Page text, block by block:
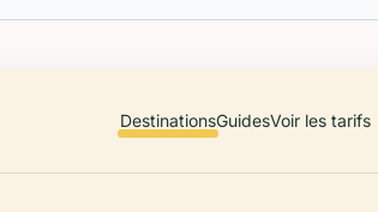
DestinationsGuidesVoir les tarifs